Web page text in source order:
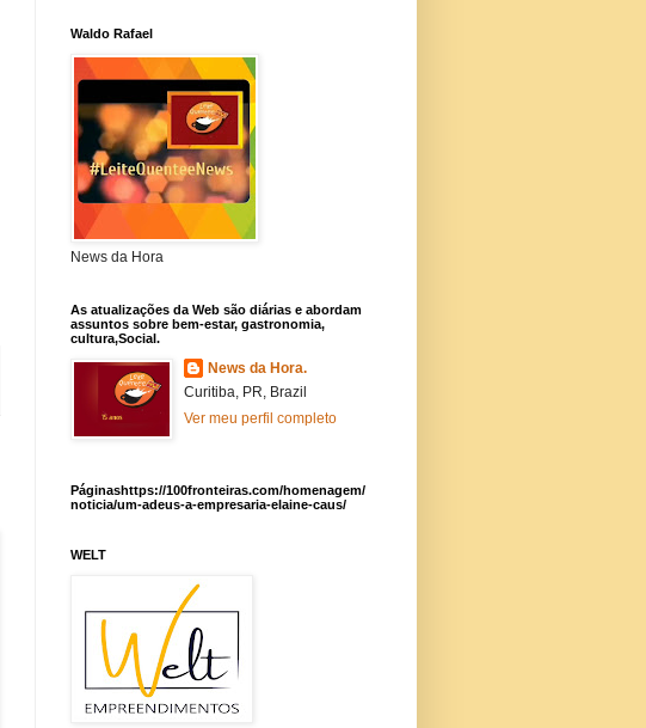
Waldo Rafael
News da Hora
As atualizações da Web são diárias e abordam
assuntos sobre bem-estar, gastronomia,
cultura,Social.
News da Hora.
Curitiba, PR, Brazil
Ver meu perfil completo
Páginashttps://100fronteiras.com/homenagem/
noticia/um-adeus-a-empresaria-elaine-caus/
WELT